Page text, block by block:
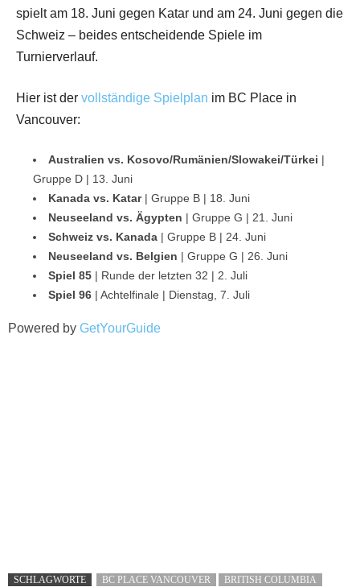
spielt am 18. Juni gegen Katar und am 24. Juni gegen die
Schweiz – beides entscheidende Spiele im
Turnierverlauf.
Hier ist der vollständige Spielplan im BC Place in
Vancouver:
Australien vs. Kosovo/Rumänien/Slowakei/Türkei |
Gruppe D | 13. Juni
Kanada vs. Katar | Gruppe B | 18. Juni
Neuseeland vs. Ägypten | Gruppe G | 21. Juni
Schweiz vs. Kanada | Gruppe B | 24. Juni
Neuseeland vs. Belgien | Gruppe G | 26. Juni
Spiel 85 | Runde der letzten 32 | 2. Juli
Spiel 96 | Achtelfinale | Dienstag, 7. Juli
Powered by GetYourGuide
SCHLAGWORTE BC PLACE VANCOUVER
BRITISH COLUMBIA